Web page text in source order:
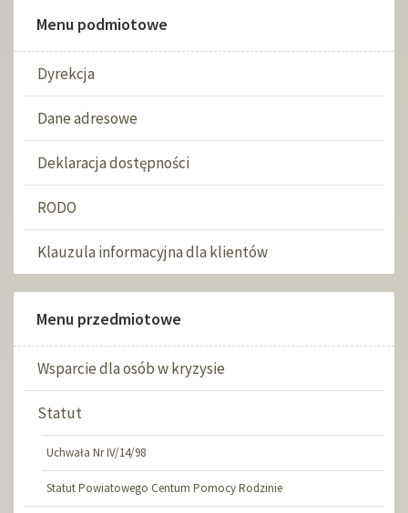
Menu podmiotowe
Dyrekcja
Dane adresowe
Deklaracja dostępności
RODO
Klauzula informacyjna dla klientów
Menu przedmiotowe
Wsparcie dla osób w kryzysie
Statut
Uchwała Nr IV/14/98
Statut Powiatowego Centum Pomocy Rodzinie